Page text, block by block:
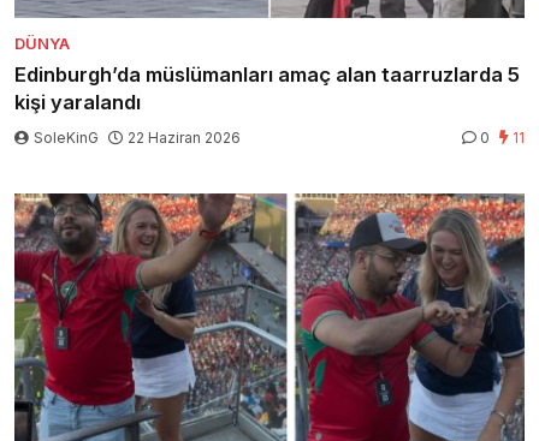
DÜNYA
Edinburgh’da müslümanları amaç alan taarruzlarda 5
kişi yaralandı
SoleKinG 22 Haziran 2026 0 11